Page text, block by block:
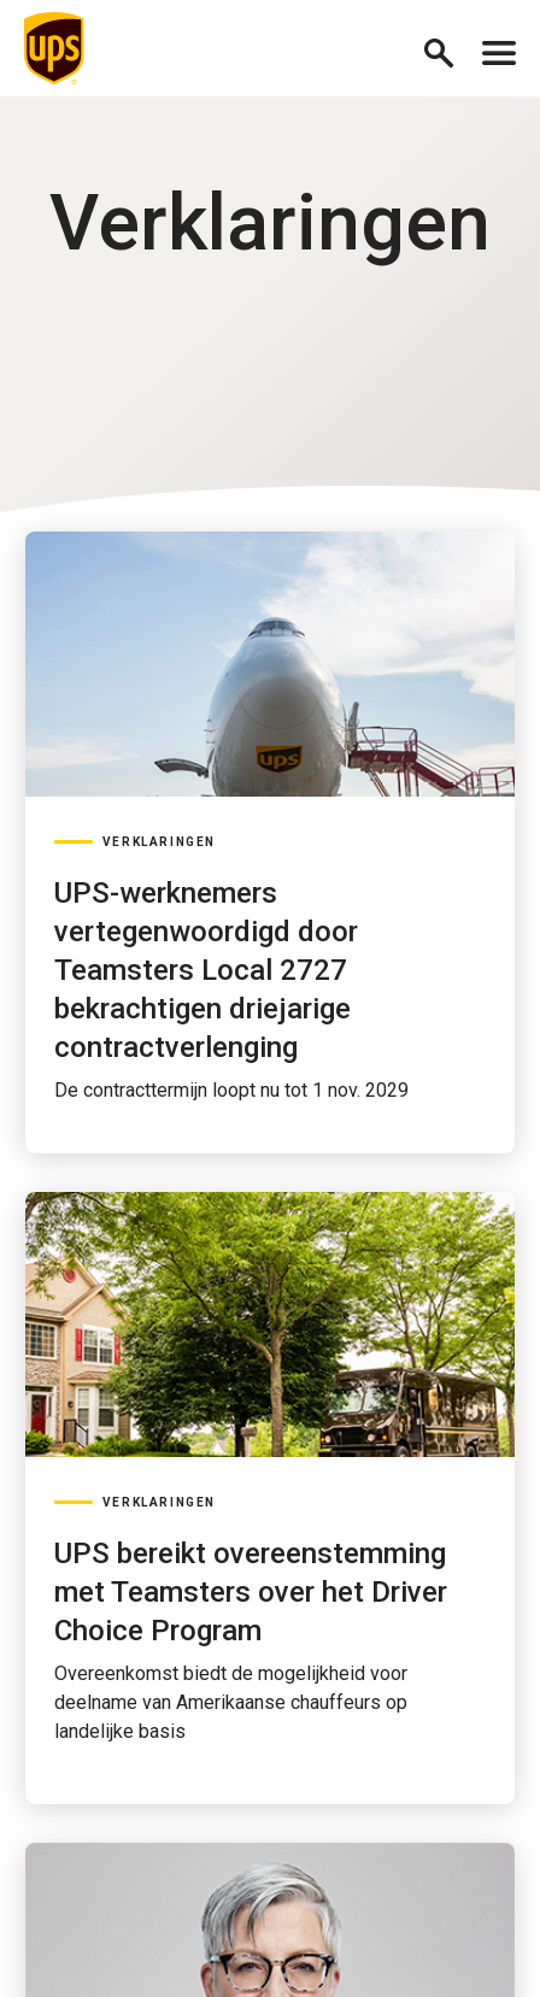
Verklaringen
VERKLARINGEN
UPS-werknemers
vertegenwoordigd door
Teamsters Local 2727
bekrachtigen driejarige
contractverlenging
De contracttermijn loopt nu tot 1 nov. 2029
VERKLARINGEN
UPS bereikt overeenstemming
met Teamsters over het Driver
Choice Program
Overeenkomst biedt de mogelijkheid voor
deelname van Amerikaanse chauffeurs op
landelijke basis